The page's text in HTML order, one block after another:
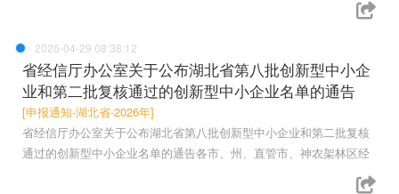
2026-04-29 08:38:12
省经信厅办公室关于公布湖北省第八批创新型中小企
业和第二批复核通过的创新型中小企业名单的通告
[申报通知-湖北省-2026年]
省经信厅办公室关于公布湖北省第八批创新型中小企业和第二批复核
通过的创新型中小企业名单的通告各市、州、直管市、神农架林区经